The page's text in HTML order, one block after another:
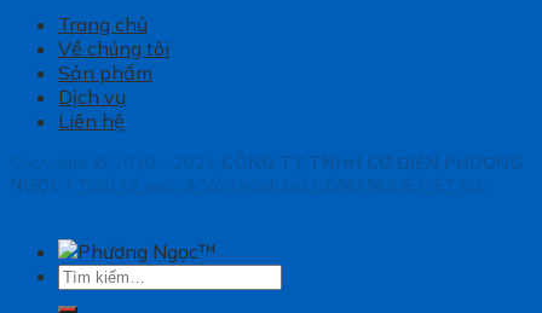
Trang chủ
Về chúng tôi
Sản phẩm
Dịch vụ
Liên hệ
Copyright © 2010 - 2021 CÔNG TY TNHH CƠ ĐIỆN PHƯƠNG
NGỌC | Thiết kế web & Vận hành bởi CÔNG NGHỆ VIỆT JSC
Tìm